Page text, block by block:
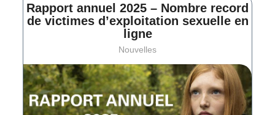
Rapport annuel 2025 – Nombre record
de victimes d’exploitation sexuelle en
ligne
Nouvelles